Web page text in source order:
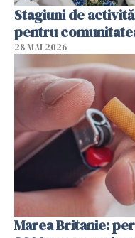
Stagiuni de
pentru
28 MAI 2026
Marea Britanie: